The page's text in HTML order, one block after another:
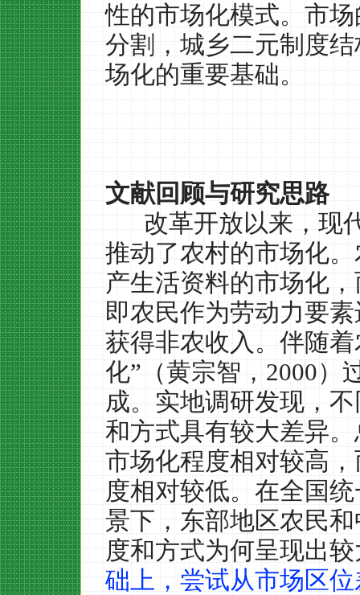
性的市场化模式。市
分割，城乡二元制度
场化的重要基础。
文献回顾与研究思路
改革开放以来，现
推动了农村的市场化
产生活资料的市场化
即农民作为劳动力要
获得非农收入。伴随
化”（黄宗智，2000）
成。实地调研发现，
和方式具有较大差异
市场化程度相对较高
度相对较低。在全国
景下，东部地区农民
度和方式为何呈现出
础上，尝试从市场区